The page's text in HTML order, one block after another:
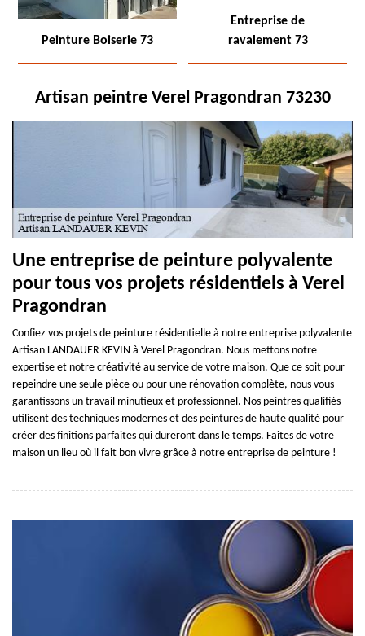
Peinture Boiserie 73
Entreprise de
ravalement 73
Artisan peintre Verel Pragondran 73230
Une entreprise de peinture polyvalente
pour tous vos projets résidentiels à Verel
Pragondran
Confiez vos projets de peinture résidentielle à notre entreprise polyvalente
Artisan LANDAUER KEVIN à Verel Pragondran. Nous mettons notre
expertise et notre créativité au service de votre maison. Que ce soit pour
repeindre une seule pièce ou pour une rénovation complète, nous vous
garantissons un travail minutieux et professionnel. Nos peintres qualifiés
utilisent des techniques modernes et des peintures de haute qualité pour
créer des finitions parfaites qui dureront dans le temps. Faites de votre
maison un lieu où il fait bon vivre grâce à notre entreprise de peinture !